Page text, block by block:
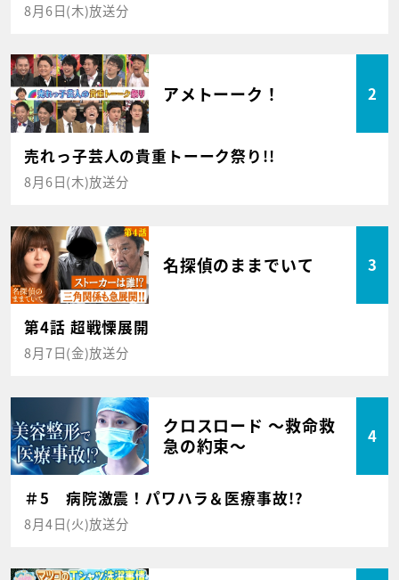
8月6日(木)放送分
アメトーーク！ 2
売れっ子芸人の貴重トーーク祭り!!
8月6日(木)放送分
名探偵のままでいて 3
第4話 超戦慄展開
8月7日(金)放送分
クロスロード ～救命救
急の約束～
4
＃5 病院激震！パワハラ＆医療事故!?
8月4日(火)放送分